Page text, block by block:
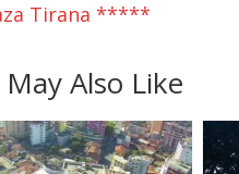
Tirana *****
Also Like